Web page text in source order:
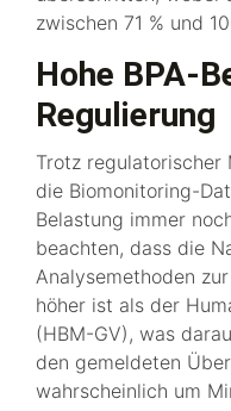
zwischen 71 % und
Hohe BPA-
Regulierung
Trotz regulatorischer
die Biomonitoring-
Belastung immer
beachten, dass die
Analysemethoden
höher ist als der
(HBM-GV), was
den gemeldeten
wahrscheinlich um